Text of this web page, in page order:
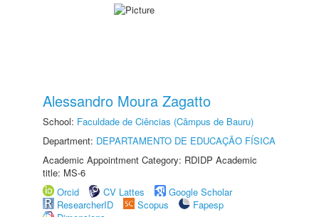
Alessandro Moura Zagatto
School: Faculdade de Ciências (Câmpus de Bauru)
Department: DEPARTAMENTO DE EDUCAÇÃO FÍSICA
Academic Appointment Category: RDIDP Academic
title: MS-6
Orcid
CV Lattes
Google Scholar
ResearcherID
Scopus
Fapesp